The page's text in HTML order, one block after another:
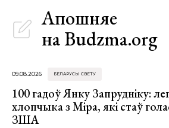
Апошняе
на Budzma.org
09.08.2026 БЕЛАРУСЫ СВЕТУ
100 гадоў Янку Запрудніку:
хлопчыка з Міра, які стаў
ЗША